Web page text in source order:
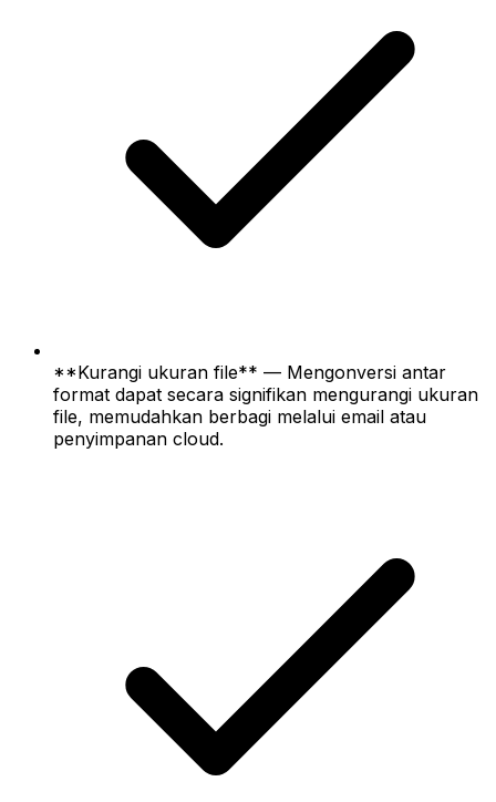
**Kurangi ukuran file** — Mengonversi antar
format dapat secara signifikan mengurangi ukuran
file, memudahkan berbagi melalui email atau
penyimpanan cloud.